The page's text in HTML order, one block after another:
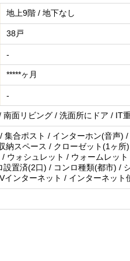
地上9階 / 地下なし
38戸
-
*****ヶ月
-
面リビング / 洗面所にドア / IT
合ポスト / インターホン(音声)
納スペース / クローゼット(1ヶ所
ウォシュレット / ウォームレッ
置済(2口) / コンロ種類(都市) /
ンターネット / インターネット